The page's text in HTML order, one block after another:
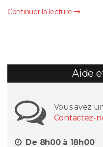
Continuer la lecture
Aide
Vous avez
Contactez-
De 8h00 à 18h00